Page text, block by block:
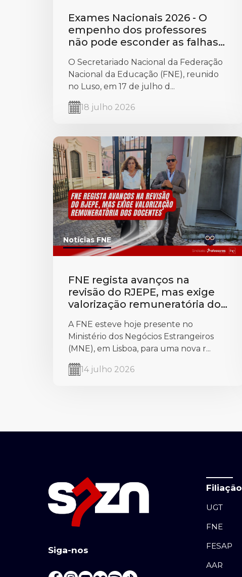
Exames Nacionais 2026 - O
empenho dos professores
não pode esconder as falhas
O Secretariado Nacional da Federação
Nacional da Educação (FNE), reunido
no Luso, em 17 de julho d...
18 julho 2026
Notícias FNE
FNE regista avanços na
revisão do RJEPE, mas exige
valorização remuneratória dos
A FNE esteve hoje presente no
Ministério dos Negócios Estrangeiros
(MNE), em Lisboa, para uma nova r...
14 julho 2026
Siga-nos
Filiação
UGT
FNE
FESAP
AAR